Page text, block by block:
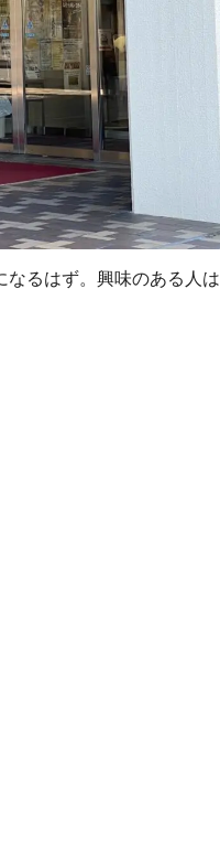
なるはず。興味のある人は